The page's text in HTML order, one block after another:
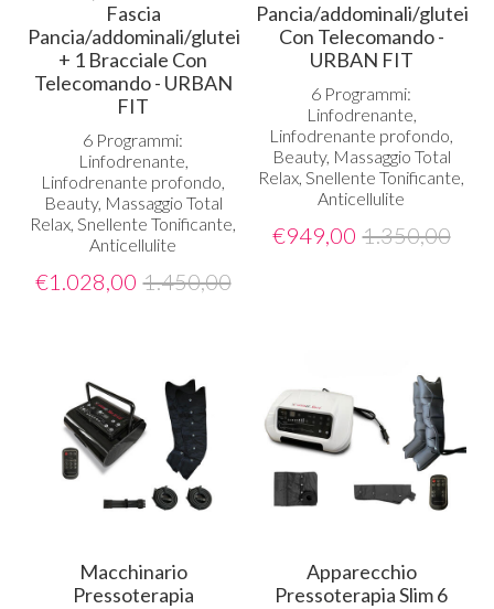
Fascia
Pancia/addominali/glutei
+ 1 Bracciale Con
Telecomando - URBAN
FIT
6 Programmi:
Linfodrenante,
Linfodrenante profondo,
Beauty, Massaggio Total
Relax, Snellente Tonificante,
Anticellulite
€1.028,00 1.450,00
Pancia/addominali/glutei
Con Telecomando -
URBAN FIT
6 Programmi:
Linfodrenante,
Linfodrenante profondo,
Beauty, Massaggio Total
Relax, Snellente Tonificante,
Anticellulite
€949,00 1.350,00
Macchinario
Pressoterapia
Apparecchio
Pressoterapia Slim 6